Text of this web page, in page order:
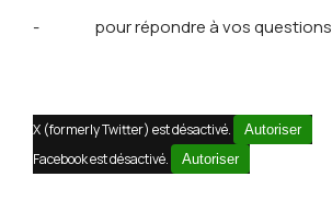
- pour répondre à vos questions
X (formerly Twitter) est désactivé. Autoriser
Facebook est désactivé. Autoriser